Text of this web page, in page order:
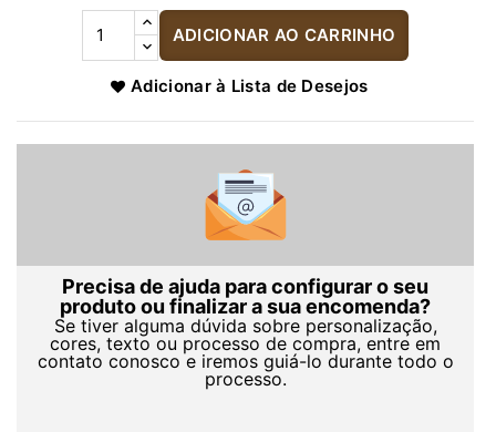
ADICIONAR AO CARRINHO
Adicionar à Lista de Desejos
Precisa de ajuda para configurar o seu
produto ou finalizar a sua encomenda?
Se tiver alguma dúvida sobre personalização,
cores, texto ou processo de compra, entre em
contato conosco e iremos guiá-lo durante todo o
processo.